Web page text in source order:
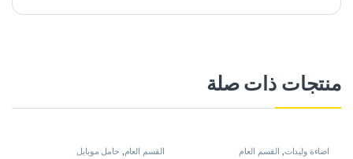
منتجات ذات صلة
اضاءة وليدات القسم العام القسم العام حامل موبايل